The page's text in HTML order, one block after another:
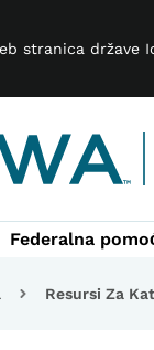
stranica države
Federalna
Resursi Za